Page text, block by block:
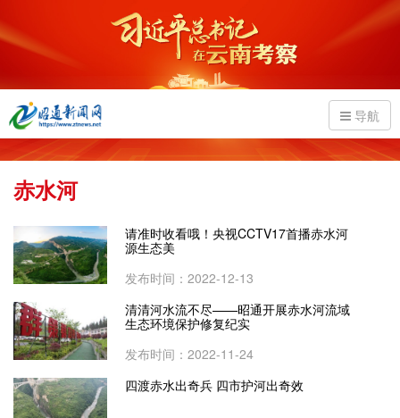
导航
赤水河
请准时收看哦！​央视CCTV17首播赤水河
源生态美
发布时间：2022-12-13
清清河水流不尽——昭通开展赤水河流域
生态环境保护修复纪实
发布时间：2022-11-24
四渡赤水出奇兵 四市护河出奇效